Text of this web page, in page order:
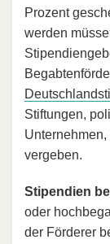
Prozent
werden
Stiftungen,
vergeben.
Stipendien
oder
der Förderer